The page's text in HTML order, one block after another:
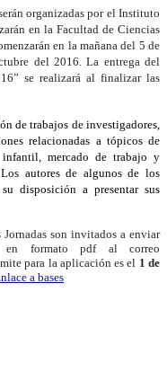
organizadas por el Instituto
en la Facultad de Ciencias
en la mañana del 5 de
del 2016. La entrega del
se realizará al finalizar las
de trabajos de investigadores,
relacionadas a tópicos de
infantil, mercado de trabajo y
autores de algunos de los
disposición a presentar sus
son invitados a enviar
en formato pdf al correo
para la aplicación es el 1 de
a bases